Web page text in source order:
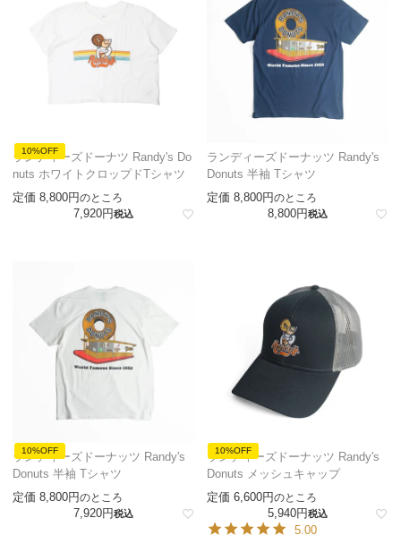
10%OFF
ランディーズドーナツ Randy's Do
nuts ホワイトクロップドTシャツ
定価 8,800 のところ
7,920 税込
ランディーズドーナッツ Randy's
Donuts 半袖 Tシャツ
定価 8,800 のところ
8,800 税込
10%OFF
ランディーズドーナッツ Randy's
Donuts 半袖 Tシャツ
定価 8,800 のところ
7,920 税込
10%OFF
ランディーズドーナッツ Randy's
Donuts メッシュキャップ
定価 6,600 のところ
5,940 税込
5.00